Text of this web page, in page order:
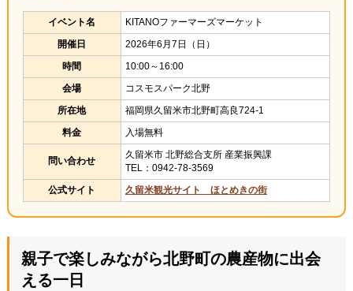
イベント名
KITANOファーマーズマーケット
開催日
2026年6月7日（日）
時間
10:00～16:00
会場
コスモスパーク北野
所在地
福岡県久留米市北野町高良724-1
料金
入場無料
問い合わせ
久留米市 北野総合支所 産業振興課
TEL：0942-78-3569
公式サイト
久留米観光サイト ほとめきの街
親子で楽しみながら北野町の農産物に出会
える一日